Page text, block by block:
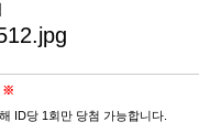
※
ID당 1회만 당첨 가능합니다.